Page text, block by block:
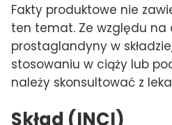
Fakty produktowe nie
ten temat. Ze względu
prostaglandyny w
stosowaniu w ciąży lub
należy skonsultować z
Skład (INCI)